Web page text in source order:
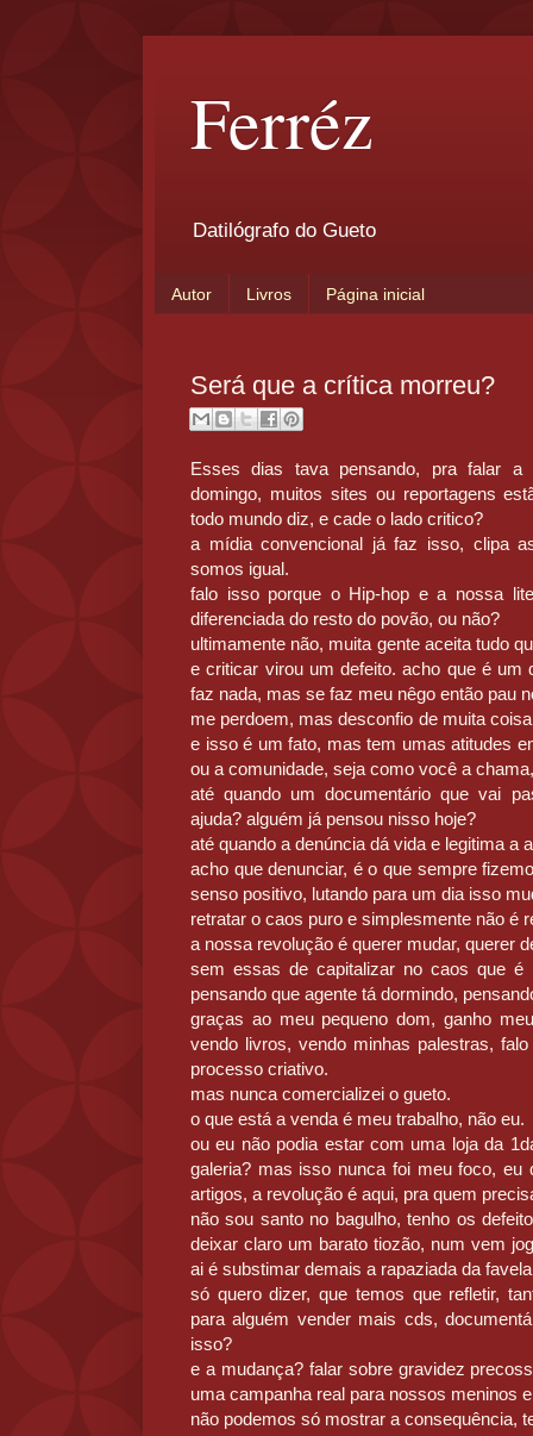
Ferréz
Datilógrafo do Gueto
Autor Livros Página inicial
Será que a crítica morreu?
Esses dias tava pensando, pra falar a
domingo, muitos sites ou reportagens
todo mundo diz, e cade o lado critico?
a mídia convencional já faz isso, clipa
somos igual.
falo isso porque o Hip-hop e a nossa
diferenciada do resto do povão, ou não?
ultimamente não, muita gente aceita tudo
e criticar virou um defeito. acho que é um
faz nada, mas se faz meu nêgo então pau
me perdoem, mas desconfio de muita
e isso é um fato, mas tem umas atitudes
ou a comunidade, seja como você a
até quando um documentário que vai
ajuda? alguém já pensou nisso hoje?
até quando a denúncia dá vida e legitima a
acho que denunciar, é o que sempre
senso positivo, lutando para um dia isso
retratar o caos puro e simplesmente não é
a nossa revolução é querer mudar, querer
sem essas de capitalizar no caos que
pensando que agente tá dormindo,
graças ao meu pequeno dom, ganho
vendo livros, vendo minhas palestras,
processo criativo.
mas nunca comercializei o gueto.
o que está a venda é meu trabalho, não eu.
ou eu não podia estar com uma loja da
galeria? mas isso nunca foi meu foco, eu
artigos, a revolução é aqui, pra quem
não sou santo no bagulho, tenho os
deixar claro um barato tiozão, num vem
ai é substimar demais a rapaziada da
só quero dizer, que temos que refletir,
para alguém vender mais cds,
isso?
e a mudança? falar sobre gravidez
uma campanha real para nossos meninos
não podemos só mostrar a consequência,